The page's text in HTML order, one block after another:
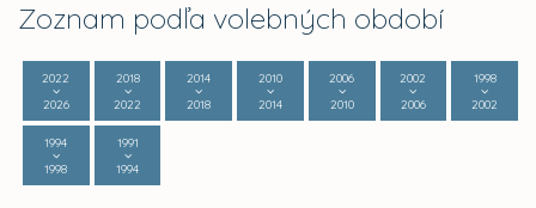
Zoznam podľa volebných období
2022
2026
2018
2022
2014
2018
2010
2014
2006
2010
2002
2006
1998
2002
1994
1998
1991
1994